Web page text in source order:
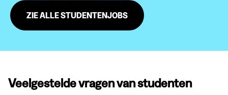
ZIE ALLE STUDENTENJOBS
Veelgestelde vragen van studenten